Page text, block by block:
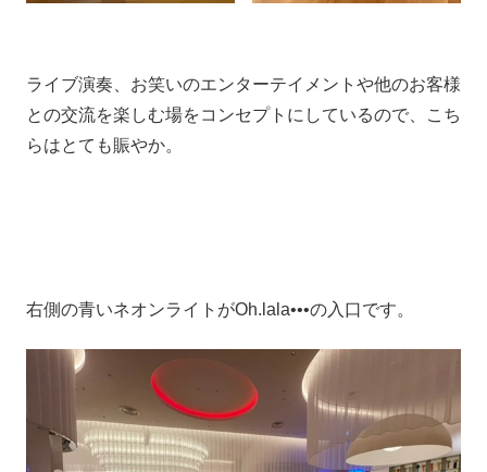
ライブ演奏、お笑いのエンターテイメントや他のお客様
との交流を楽しむ場をコンセプトにしているので、こち
らはとても賑やか。
右側の青いネオンライトがOh.lala•••の入口です。